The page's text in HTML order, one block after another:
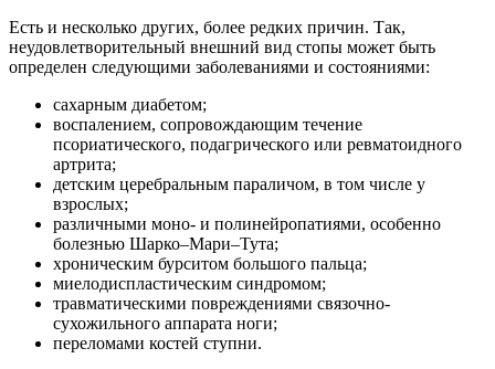
Есть и несколько других, более редких причин. Так,
неудовлетворительный внешний вид стопы может быть
определен следующими заболеваниями и состояниями:
сахарным диабетом;
воспалением, сопровождающим течение
псориатического, подагрического или ревматоидного
артрита;
детским церебральным параличом, в том числе у
взрослых;
различными моно- и полинейропатиями, особенно
болезнью Шарко–Мари–Тута;
хроническим бурситом большого пальца;
миелодиспластическим синдромом;
травматическими повреждениями связочно-
сухожильного аппарата ноги;
переломами костей ступни.